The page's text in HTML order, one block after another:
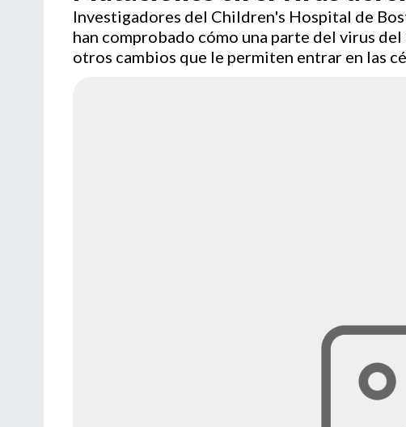
Investigadores del Children's Hospital de
han comprobado cómo una parte del virus
otros cambios que le permiten entrar en las